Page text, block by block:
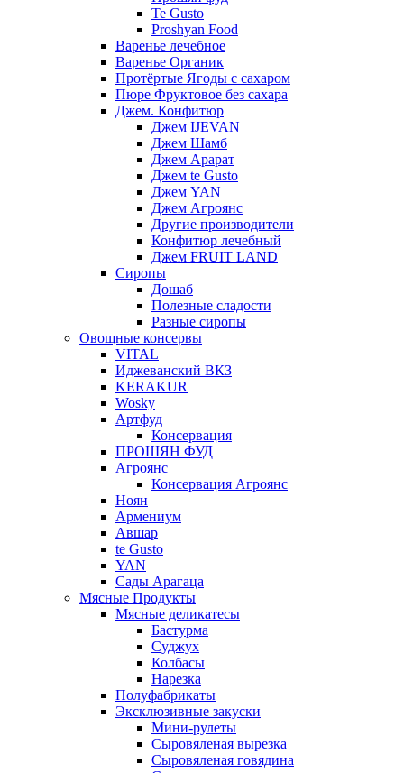
Te Gusto
Proshyan Food
Варенье лечебное
Варенье Органик
Протёртые Ягоды с сахаром
Пюре Фруктовое без сахара
Джем. Конфитюр
Джем IJEVAN
Джем Шамб
Джем Арарат
Джем te Gusto
Джем YAN
Джем Агроянс
Другие производители
Конфитюр лечебный
Джем FRUIT LAND
Сиропы
Дошаб
Полезные сладости
Разные сиропы
Овощные консервы
VITAL
Иджеванский ВКЗ
KERAKUR
Wosky
Артфуд
Консервация
ПРОШЯН ФУД
Агроянс
Консервация Агроянс
Ноян
Армениум
Авшар
te Gusto
YAN
Сады Арагаца
Мясные Продукты
Мясные деликатесы
Бастурма
Суджух
Колбасы
Нарезка
Полуфабрикаты
Эксклюзивные закуски
Мини-рулеты
Сыровяленая вырезка
Сыровяленая говядина